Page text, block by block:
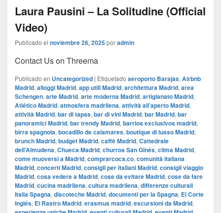
Laura Pausini – La Solitudine (Official
Video)
Publicado el noviembre 26, 2025poradmin
Contact Us on Threema
Publicado en Uncategorized | Etiquetado aeroporto Barajas, Airbnb
Madrid, alloggi Madrid, app utili Madrid, architettura Madrid, area
Schengen, arte Madrid, arte moderna Madrid, artigianato Madrid,
Atlético Madrid, atmosfera madrilena, attività all’aperto Madrid,
attività Madrid, bar di tapas, bar di vini Madrid, bar Madrid, bar
panoramici Madrid, bar trendy Madrid, barrios exclusivos madrid,
birra spagnola, bocadillo de calamares, boutique di lusso Madrid,
brunch Madrid, budget Madrid, caffè Madrid, Cattedrale
dell’Almudena, Chueca Madrid, churros San Ginés, clima Madrid,
come muoversi a Madrid, comprarcoca.co, comunità italiana
Madrid, concerti Madrid, consigli per italiani Madrid, consigli viaggio
Madrid, cosa vedere a Madrid, cose da evitare Madrid, cose da fare
Madrid, cucina madrilena, cultura madrilena, differenze culturali
Italia Spagna, discoteche Madrid, documenti per la Spagna, El Corte
Inglés, El Rastro Madrid, erasmus madrid, escursioni da Madrid,